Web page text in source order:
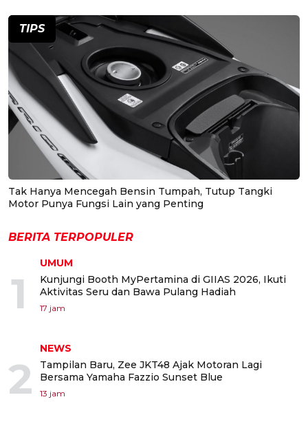
TIPS
Tak Hanya Mencegah Bensin Tumpah, Tutup Tangki
Motor Punya Fungsi Lain yang Penting
BERITA TERPOPULER
1
UMUM
Kunjungi Booth MyPertamina di GIIAS 2026, Ikuti
Aktivitas Seru dan Bawa Pulang Hadiah
17 jam
2
NEWS
Tampilan Baru, Zee JKT48 Ajak Motoran Lagi
Bersama Yamaha Fazzio Sunset Blue
13 jam